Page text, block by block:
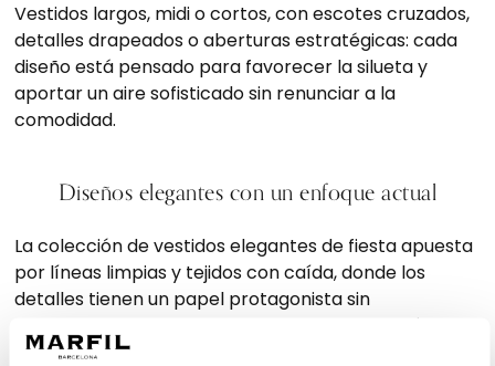
Vestidos largos, midi o cortos, con escotes cruzados,
detalles drapeados o aberturas estratégicas: cada
diseño está pensado para favorecer la silueta y
aportar un aire sofisticado sin renunciar a la
comodidad.
Diseños elegantes con un enfoque actual
La colección de vestidos elegantes de fiesta apuesta
por líneas limpias y tejidos con caída, donde los
detalles tienen un papel protagonista sin
sobrecargar el conjunto. Entre los modelos más
buscados se encuentran los vestidos largos